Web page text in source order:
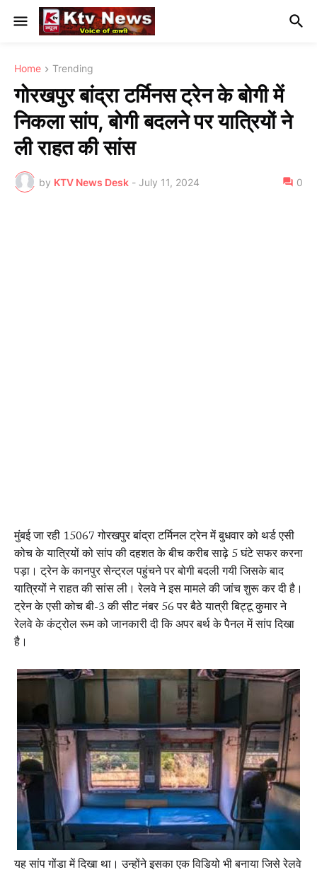
Home Trending
गोरखपुर बांद्रा टर्मिनस ट्रेन के बोगी में
निकला सांप, बोगी बदलने पर यात्रियों ने
ली राहत की सांस
by KTV News Desk - July 11, 2024 0
मुंबई जा रही 15067 गोरखपुर बांद्रा टर्मिनल ट्रेन में बुधवार को थर्ड एसी
कोच के यात्रियों को सांप की दहशत के बीच करीब साढ़े 5 घंटे सफर करना
पड़ा। ट्रेन के कानपुर सेन्ट्रल पहुंचने पर बोगी बदली गयी जिसके बाद
यात्रियों ने राहत की सांस ली। रेलवे ने इस मामले की जांच शुरू कर दी है।
ट्रेन के एसी कोच बी-3 की सीट नंबर 56 पर बैठे यात्री बिट्टू कुमार ने
रेलवे के कंट्रोल रूम को जानकारी दी कि अपर बर्थ के पैनल में सांप दिखा
है।
यह सांप गोंडा में दिखा था। उन्होंने इसका एक विडियो भी बनाया जिसे रेलवे